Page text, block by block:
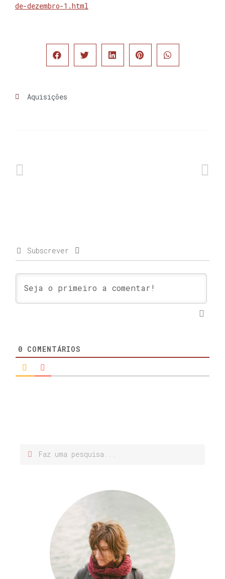
de-dezembro-1.html
Aquisições
Subscrever
0 COMENTÁRIOS